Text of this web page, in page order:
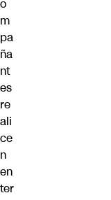
o
m
pa
ña
nt
es
re
ali
ce
n
en
ter